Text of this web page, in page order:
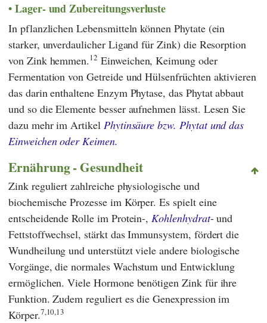
Lager- und Zubereitungsverluste
In pflanzlichen Lebensmitteln können Phytate (ein
starker, unverdaulicher Ligand für Zink) die Resorption
von Zink hemmen.12 Einweichen, Keimung oder
Fermentation von Getreide und Hülsenfrüchten aktivieren
das darin enthaltene Enzym Phytase, das Phytat abbaut
und so die Elemente besser aufnehmen lässt. Lesen Sie
dazu mehr im Artikel Phytinsäure bzw. Phytat und das
Einweichen oder Keimen.
Ernährung - Gesundheit
Zink reguliert zahlreiche physiologische und
biochemische Prozesse im Körper. Es spielt eine
entscheidende Rolle im Protein-,Kohlenhydrat- und
Fettstoffwechsel, stärkt das Immunsystem, fördert die
Wundheilung und unterstützt viele andere biologische
Vorgänge, die normales Wachstum und Entwicklung
ermöglichen. Viele Hormone benötigen Zink für ihre
Funktion. Zudem reguliert es die Genexpression im
Körper.7,10,13